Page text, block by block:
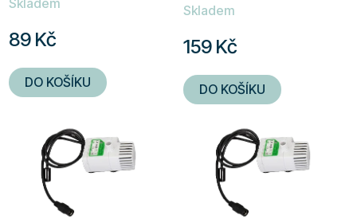
hodnocení
produktu
je
5,0
z
hvězdiček.
89 Kč
DO KOŠÍKU
Skladem
159 Kč
DO KOŠÍKU